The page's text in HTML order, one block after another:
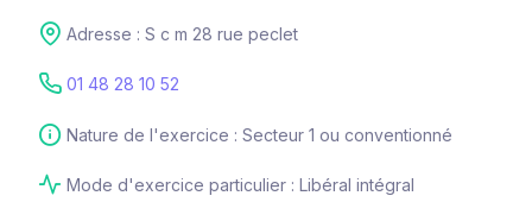
Adresse : S c m 28 rue peclet
01 48 28 10 52
Nature de l'exercice : Secteur 1 ou conventionné
Mode d'exercice particulier : Libéral intégral